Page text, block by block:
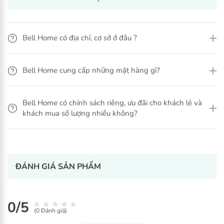
Bell Home có địa chỉ, cơ sở ở đâu ?
Bell Home cung cấp những mặt hàng gì?
Bell Home có chính sách riêng, ưu đãi cho khách lẻ và
khách mua số lượng nhiều không?
ĐÁNH GIÁ SẢN PHẨM
0/5 (0 Đánh giá)